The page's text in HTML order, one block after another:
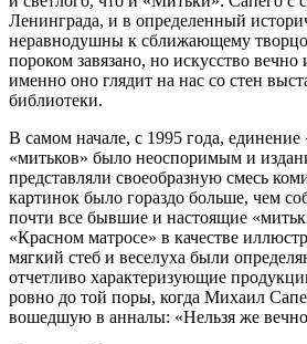
Ленинграда, и в определенный
неравнодушны к сближающему
пороком завязано, но искусство вечно
именно оно глядит на нас со стен
библиотеки.
В самом начале, с 1995 года, единение
«митьков» было неоспоримым и
представляли своеобразную смесь
картинок было гораздо больше, чем
почти все бывшие и настоящие
«Красном матросе» в качестве
мягкий стеб и веселуха были
отчетливо характеризующие
ровно до той поры, когда Михаил
вошедшую в анналы: «Нельзя же вечно